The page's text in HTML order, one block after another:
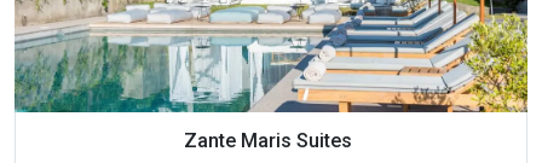
Zante Maris Suites